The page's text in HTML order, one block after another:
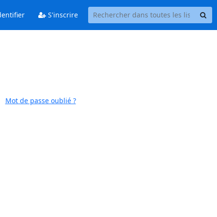
S'inscrire
Mot de passe oublié ?